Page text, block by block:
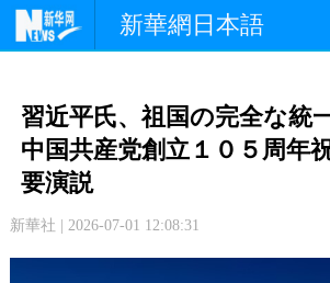
新華網日本語
文 化 観 光
中日交流
写 真
習近平氏、祖国の完全な統
中国共産党創立１０５周年
要演説
新華社 | 2026-07-01 12:08:31